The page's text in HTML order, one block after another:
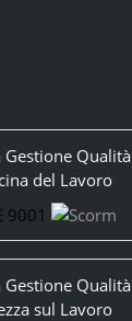
Gestione Qualità
del Lavoro
Gestione Qualità
sul Lavoro